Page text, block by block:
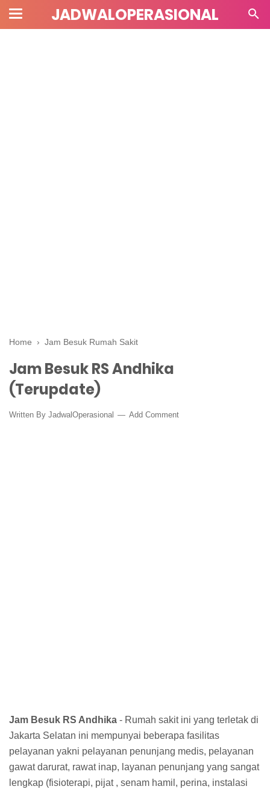
JADWALOPERASIONAL
Home › Jam Besuk Rumah Sakit
Jam Besuk RS Andhika
(Terupdate)
Written By JadwalOperasional Add Comment
Jam Besuk RS Andhika - Rumah sakit ini yang terletak di
Jakarta Selatan ini mempunyai beberapa fasilitas
pelayanan yakni pelayanan penunjang medis, pelayanan
gawat darurat, rawat inap, layanan penunjang yang sangat
lengkap (fisioterapi, pijat , senam hamil, perina, instalasi